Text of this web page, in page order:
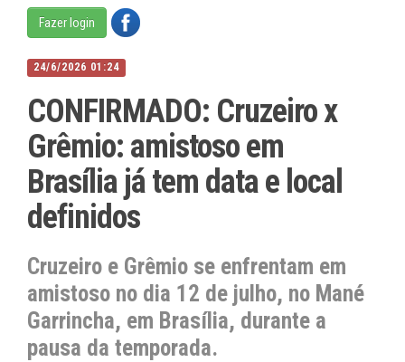
Fazer login
24/6/2026 01:24
CONFIRMADO: Cruzeiro x
Grêmio: amistoso em
Brasília já tem data e local
definidos
Cruzeiro e Grêmio se enfrentam em
amistoso no dia 12 de julho, no Mané
Garrincha, em Brasília, durante a
pausa da temporada.